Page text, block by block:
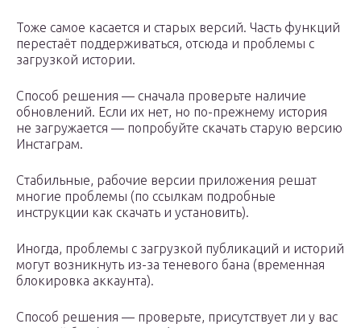
Тоже самое касается и старых версий. Часть функций
перестаёт поддерживаться, отсюда и проблемы с
загрузкой истории.
Способ решения — сначала проверьте наличие
обновлений. Если их нет, но по-прежнему история
не загружается — попробуйте скачать старую версию
Инстаграм.
Стабильные, рабочие версии приложения решат
многие проблемы (по ссылкам подробные
инструкции как скачать и установить).
Иногда, проблемы с загрузкой публикаций и историй
могут возникнуть из-за теневого бана (временная
блокировка аккаунта).
Способ решения — проверьте, присутствует ли у вас